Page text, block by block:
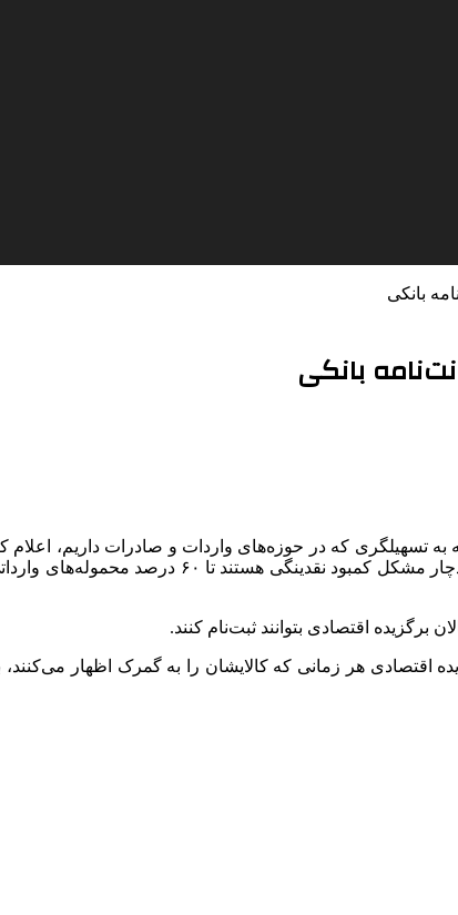
بانکی
بانکی
تسهیلگری که در حوزه‌های واردات و صادرات داریم، اعلام
برای واحدهایی که دچار مشکل کمبود
برگزیده اقتصادی بتوانند ثبت‌نام کنند.
اقتصادی هر زمانی که کالایشان را به گمرک اظهار